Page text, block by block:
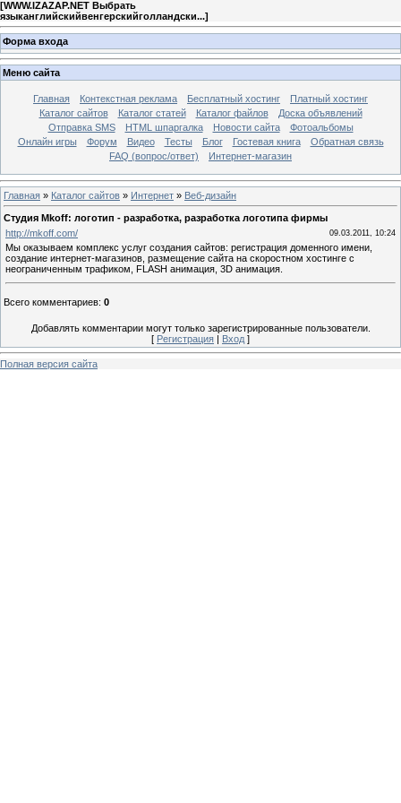
[WWW.IZAZAP.NET Выбрать
языканглийскийвенгерскийголландски...]
Форма входа
Меню сайта
Главная Контекстная реклама Бесплатный хостинг
Платный хостинг
Каталог сайтов
Каталог статей Каталог файлов
Доска объявлений
Отправка SMS
HTML шпаргалка Новости сайта
Фотоальбомы
Онлайн игры
Форум Видео Тесты Блог Гостевая книга
Обратная связь
FAQ (вопрос/ответ)
Интернет-магазин
Главная » Каталог сайтов » Интернет » Веб-дизайн
Студия Mkoff: логотип - разработка, разработка логотипа фирмы
http://mkoff.com/
09.03.2011, 10:24
Мы оказываем комплекс услуг создания сайтов: регистрация доменного имени,
создание интернет-магазинов, размещение сайта на скоростном хостинге с
неограниченным трафиком, FLASH анимация, 3D анимация.
Всего комментариев: 0
Добавлять комментарии могут только зарегистрированные пользователи.
[ Регистрация | Вход ]
Полная версия сайта